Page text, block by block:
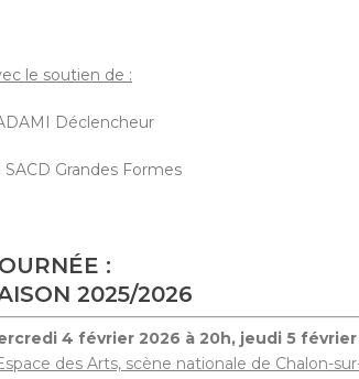
le soutien de :
Déclencheur
SACD Grandes Formes
:
2025/2026
4 février 2026 à 20h, jeudi 5
des Arts, scène nationale de Chalon-